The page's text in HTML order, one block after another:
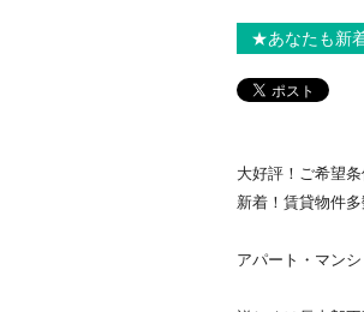
★あなたも新
大好評！ご希望
新着！賃貸物件
アパート・マン